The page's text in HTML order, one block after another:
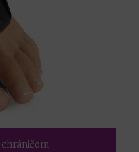
chráničom